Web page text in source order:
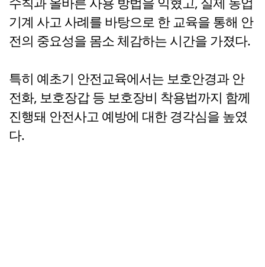
기계 사고 사례를 바탕으로 한 교육을 통해 안
전의 중요성을 몸소 체감하는 시간을 가졌다.
특히 예초기 안전교육에서는 보호안경과 안
전화, 보호장갑 등 보호장비 착용법까지 함께
진행돼 안전사고 예방에 대한 경각심을 높였
다.